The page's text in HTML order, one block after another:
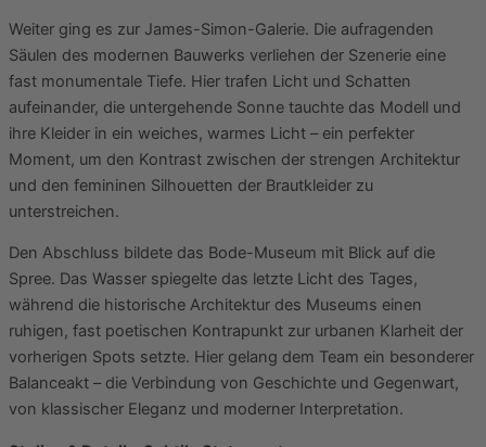
Weiter ging es zur James-Simon-Galerie. Die aufragenden
Säulen des modernen Bauwerks verliehen der Szenerie eine
fast monumentale Tiefe. Hier trafen Licht und Schatten
aufeinander, die untergehende Sonne tauchte das Modell und
ihre Kleider in ein weiches, warmes Licht – ein perfekter
Moment, um den Kontrast zwischen der strengen Architektur
und den femininen Silhouetten der Brautkleider zu
unterstreichen.
Den Abschluss bildete das Bode-Museum mit Blick auf die
Spree. Das Wasser spiegelte das letzte Licht des Tages,
während die historische Architektur des Museums einen
ruhigen, fast poetischen Kontrapunkt zur urbanen Klarheit der
vorherigen Spots setzte. Hier gelang dem Team ein besonderer
Balanceakt – die Verbindung von Geschichte und Gegenwart,
von klassischer Eleganz und moderner Interpretation.